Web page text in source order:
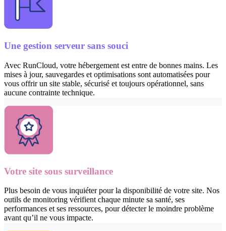
Une gestion serveur sans souci
Avec RunCloud, votre hébergement est entre de bonnes mains. Les
mises à jour, sauvegardes et optimisations sont automatisées pour
vous offrir un site stable, sécurisé et toujours opérationnel, sans
aucune contrainte technique.
Votre site sous surveillance
Plus besoin de vous inquiéter pour la disponibilité de votre site. Nos
outils de monitoring vérifient chaque minute sa santé, ses
performances et ses ressources, pour détecter le moindre problème
avant qu’il ne vous impacte.